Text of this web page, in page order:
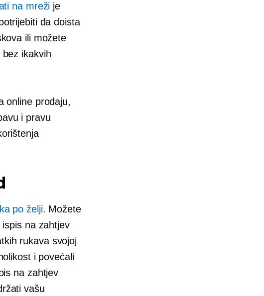
na mreži je
da doista
ili možete
ikakvih
online prodaju,
i pravu
po želji. Možete
ispis na zahtjev
rukavasvojoj
i povećali
na zahtjev
vašu